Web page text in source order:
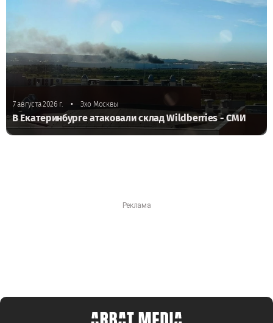
7 августа 2026 г. • Эхо Москвы
В Екатеринбурге атаковали склад Wildberries - СМИ